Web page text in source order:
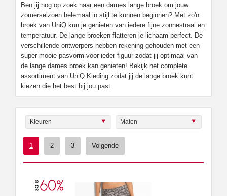
Ben jij nog op zoek naar een dames lange broek om jouw
zomerseizoen helemaal in stijl te kunnen beginnen? Met zo'n
broek van UniQ kun je genieten van iedere fijne zonnestraal en
temperatuur. De lange broeken flatteren je lichaam perfect. De
verschillende ontwerpers hebben rekening gehouden met een
super mooie pasvorm voor ieder figuur zodat jij optimaal van
de lange dames broek kan genieten! Bekijk het complete
assortiment van UniQ Kleding zodat jij de lange broek kunt
kiezen die het best bij jou past.
Kleuren Maten
1 2 3 Volgende